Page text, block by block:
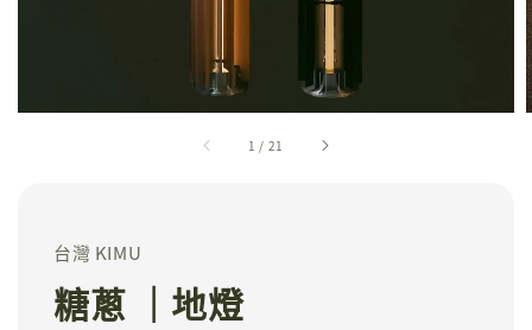
1 / 21
台灣 KIMU
糖蔥 ｜地燈